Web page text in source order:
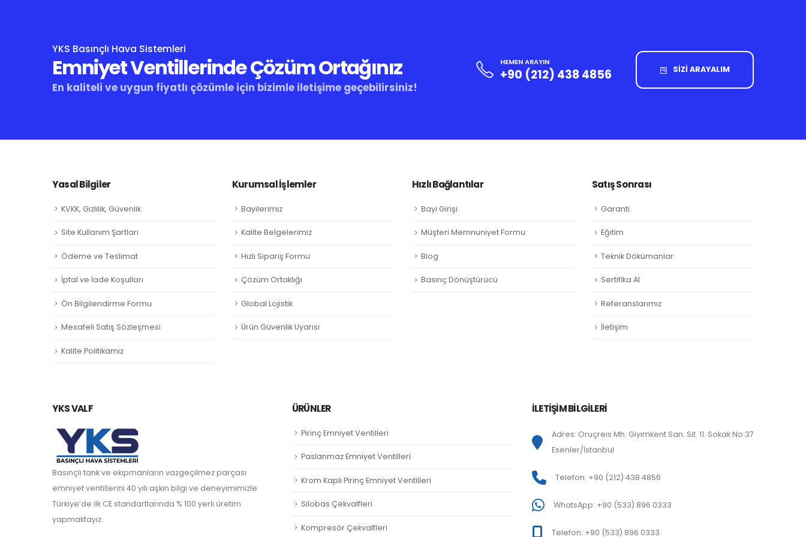
YKS Basınçlı Hava Sistemleri
Emniyet Ventillerinde Çözüm Ortağınız
En kaliteli ve uygun fiyatlı çözümle için bizimle iletişime geçebilirsiniz!
HEMEN ARAYIN
+90 (212) 438 4856 SİZİ ARAYALIM
Yasal Bilgiler
KVKK, Gizlilik, Güvenlik
Site Kullanım Şartları
Ödeme ve Teslimat
İptal ve İade Koşulları
Ön Bilgilendirme Formu
Mesafeli Satış Sözleşmesi
Kalite Politikamız
Kurumsal İşlemler
Bayilerimiz
Kalite Belgelerimiz
Hızlı Sipariş Formu
Çözüm Ortaklığı
Global Lojistik
Ürün Güvenlik Uyarısı
Hızlı Bağlantılar
Bayi Girişi
Müşteri Memnuniyet Formu
Blog
Basınç Dönüştürücü
Satış Sonrası
Garanti
Eğitim
Teknik Dökümanlar
Sertifika Al
Referanslarımız
İletişim
YKS VALF
Basınçlı tank ve ekipmanların vazgeçilmez parçası
emniyet ventillerini 40 yılı aşkın bilgi ve deneyimimizle
Türkiye’de ilk CE standartlarında % 100 yerli üretim
yapmaktayız.
ÜRÜNLER
Pirinç Emniyet Ventilleri
Paslanmaz Emniyet Ventilleri
Krom Kaplı Pirinç Emniyet Ventilleri
Silobas Çekvalfleri
Kompresör Çekvalfleri
İLETİŞİM BİLGİLERİ
Adres: Oruçreis Mh. Giyimkent San. Sit. 11. Sokak No:37
Esenler/İstanbul
Telefon: +90 (212) 438 4856
WhatsApp: +90 (533) 896 0333
Telefon: +90 (533) 896 0333